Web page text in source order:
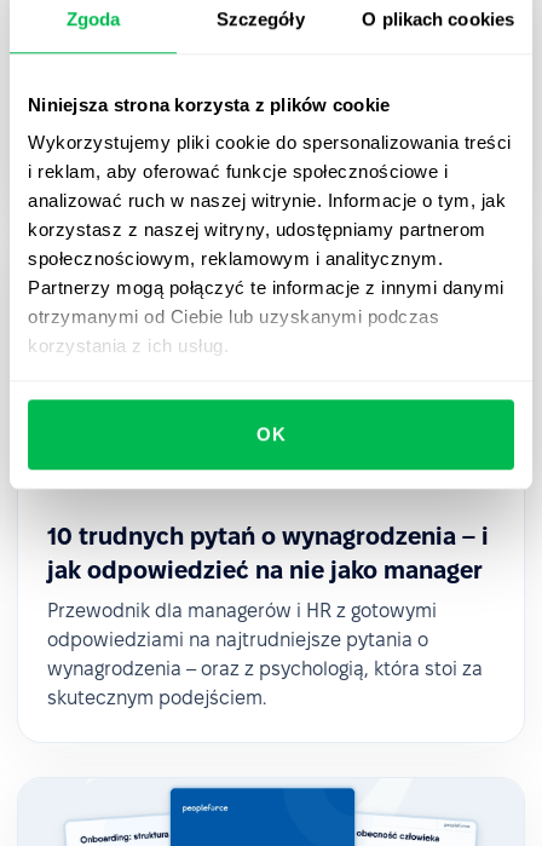
Zgoda Szczegóły O plikach cookies
Niniejsza strona korzysta z plików cookie
Wykorzystujemy pliki cookie do spersonalizowania treści
i reklam, aby oferować funkcje społecznościowe i
analizować ruch w naszej witrynie. Informacje o tym, jak
korzystasz z naszej witryny, udostępniamy partnerom
społecznościowym, reklamowym i analitycznym.
Partnerzy mogą połączyć te informacje z innymi danymi
otrzymanymi od Ciebie lub uzyskanymi podczas
korzystania z ich usług.
OK
lider powinien umieć przeprowadzić
pytania pogłębiające i najczęstsze błędy przy 5
decyzję płacową.
10 trudnych pytań o wynagrodzenia – i
jak odpowiedzieć na nie jako manager
Przewodnik dla managerów i HR z gotowymi
odpowiedziami na najtrudniejsze pytania o
wynagrodzenia – oraz z psychologią, która stoi za
skutecznym podejściem.